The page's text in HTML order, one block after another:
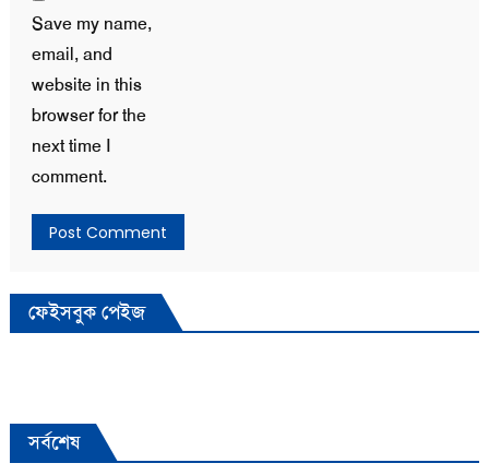
Save my name,
email, and
website in this
browser for the
next time I
comment.
ফেইসবুক পেইজ
সর্বশেষ